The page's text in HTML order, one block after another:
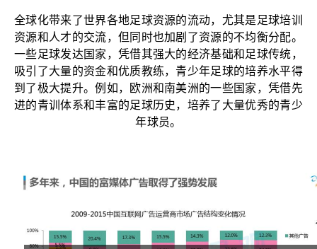
全球化带来了世界各地足球资源的流动，尤其是足球培训
资源和人才的交流，但同时也加剧了资源的不均衡分配。
一些足球发达国家，凭借其强大的经济基础和足球传统，
吸引了大量的资金和优质教练，青少年足球的培养水平得
到了极大提升。例如，欧洲和南美洲的一些国家，凭借先
进的青训体系和丰富的足球历史，培养了大量优秀的青少
年球员。